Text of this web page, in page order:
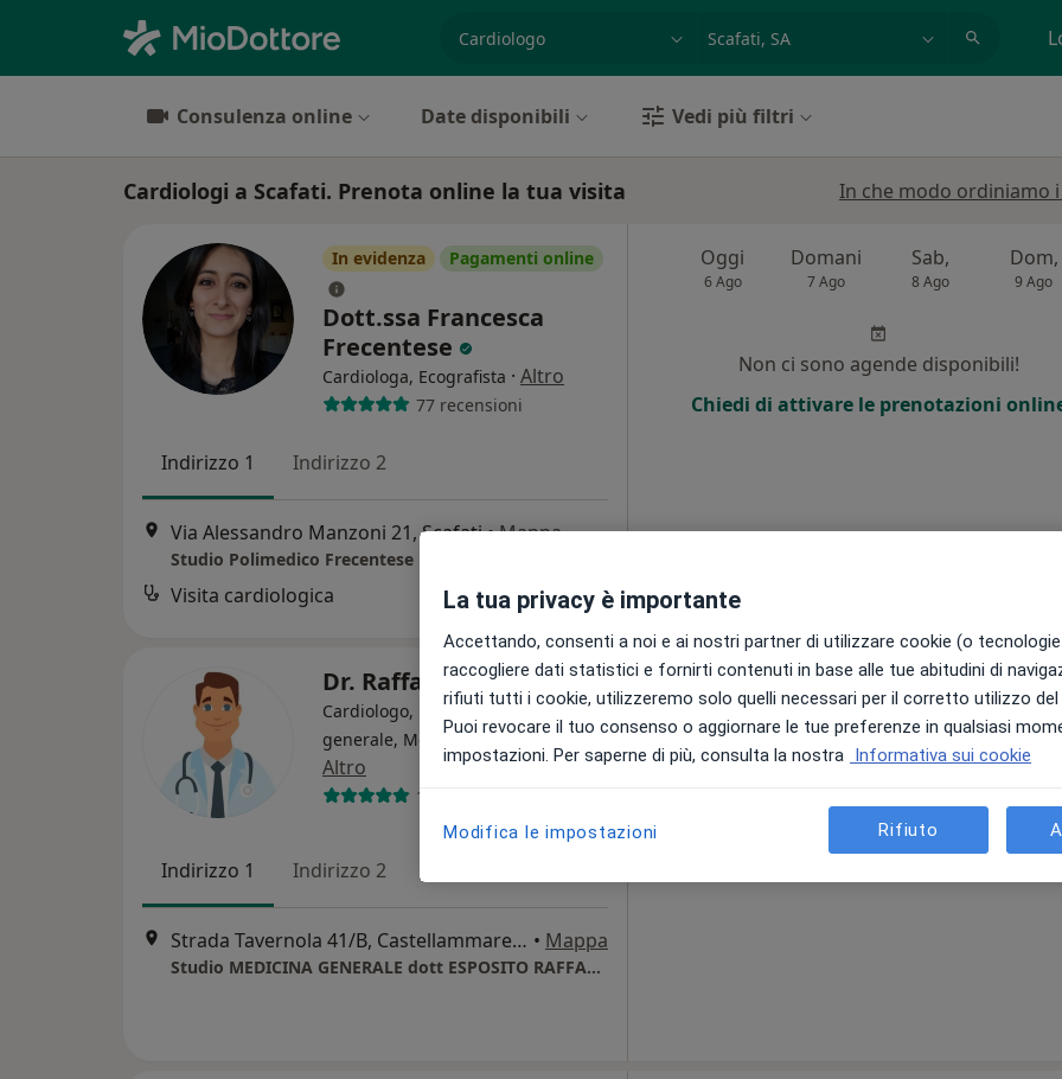
Consulenza online Date disponibili Vedi più filtri
Cardiologi a Scafati. Prenota online la tua visita In che modo ordiniamo
In evidenza Pagamenti online
Dott.ssa Francesca
Frecentese
Cardiologa, Ecografista · Altro
77 recensioni
Indirizzo 1 Indirizzo 2
Via Alessandro Manzoni 21, Scafati•Mappa
Studio Polimedico Frecentese
Visita cardiologica da 120 €
Oggi
6 Ago
Domani
7 Ago
Sab,
8 Ago
Dom,
9 Ago
Non ci sono agende disponibili!
Chiedi di attivare le prenotazioni
Dr. Raffaele Esposito
Cardiologo, Medico di medicina
generale, Medico dello sport ·
Altro
133 recensioni
Indirizzo 1 Indirizzo 2
Strada Tavernola 41/B, Castellammare di Stabia • Mappa
Studio MEDICINA GENERALE dott ESPOSITO RAFFAELE
Oggi
6 Ago
Domani
7 Ago
Sab,
8 Ago
Dom,
9 Ago
Chiedi di attivare le prenotazioni
La tua privacy è importante
Accettando, consenti a noi e ai nostri partner di utilizzare cookie (o
raccogliere dati statistici e fornirti contenuti in base alle tue abitudini di
rifiuti tutti i cookie, utilizzeremo solo quelli necessari per il corretto utilizzo
Puoi revocare il tuo consenso o aggiornare le tue preferenze in qualsiasi
impostazioni. Per saperne di più, consulta la nostra Informativa sui cookie
Modifica le impostazioni Rifiuto